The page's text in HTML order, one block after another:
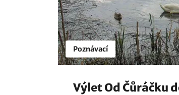
Poznávací
Výlet Od Čůráčku